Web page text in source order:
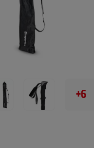
+6